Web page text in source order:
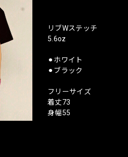
リブWステッチ
5.6oz
⚫︎ホワイト
⚫︎ブラック
フリーサイズ
着丈73
身幅55